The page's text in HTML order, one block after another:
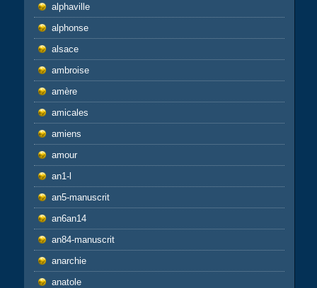
alphaville
alphonse
alsace
ambroise
amère
amicales
amiens
amour
an1-l
an5-manuscrit
an6an14
an84-manuscrit
anarchie
anatole